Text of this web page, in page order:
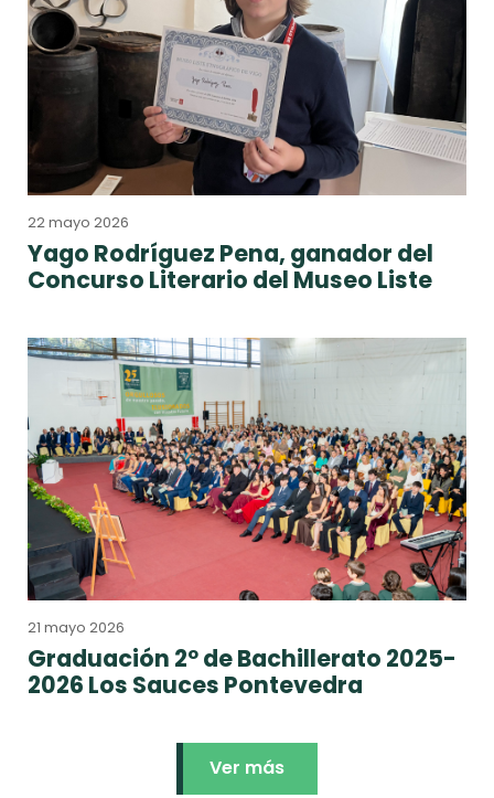
22 mayo 2026
Yago Rodríguez Pena, ganador del
Concurso Literario del Museo Liste
21 mayo 2026
Graduación 2º de Bachillerato 2025-
2026 Los Sauces Pontevedra
Ver más